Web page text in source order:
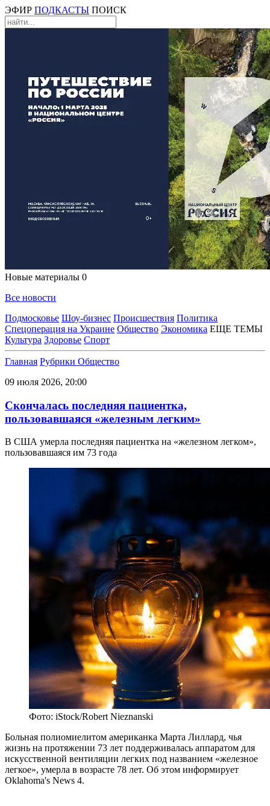
ЭФИР ПОДКАСТЫ ПОИСК
Новые материалы 0
Все новости
Подмосковье Шоу-бизнес Происшествия Политика
Спецоперация на Украине Общество Экономика ЕЩЕ ТЕМЫ
Культура Здоровье Спорт
Главная Рубрики Общество
09 июля 2026, 20:00
Скончалась последняя пациентка,
пользовавшаяся «железным легким»
В США умерла последняя пациентка на «железном легком»,
пользовавшаяся им 73 года
Фото: iStock/Robert Nieznanski
Больная полиомиелитом американка Марта Лиллард, чья
жизнь на протяжении 73 лет поддерживалась аппаратом для
искусственной вентиляции легких под названием «железное
легкое», умерла в возрасте 78 лет. Об этом информирует
Oklahoma's News 4.